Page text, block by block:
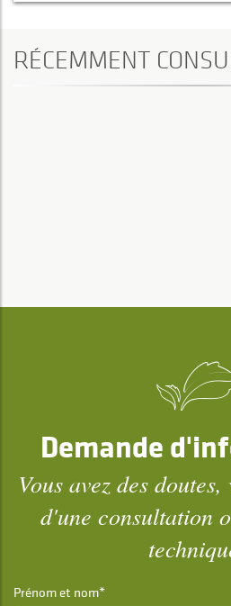
RÉCEMMENT
Demande
Vous avez des
d'une consultation
Prénom et nom*